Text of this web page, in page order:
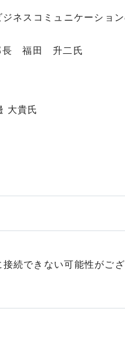
ネスコミュニケーショ
長 福田 升二氏
大貴氏
続できない可能性がご